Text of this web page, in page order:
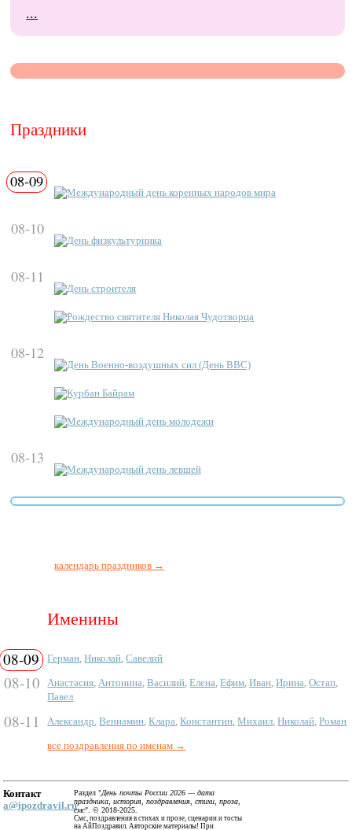
...
Праздники
08-09
Международный день коренных народов мира
08-10
День физкультурника
08-11
День строителя
Рождество святителя Николая Чудотворца
08-12
День Военно-воздушных сил (День ВВС)
Курбан Байрам
Международный день молодежи
08-13
Международный день левшей
календарь праздников →
Именины
08-09 Герман ,Николай ,Савелий
08-10 Анастасия Антонина ,Василий ,Елена ,Ефим ,Иван ,Ирина ,Остап
Павел
08-11 Александр ,Вениамин ,Клара ,Константин ,Михаил ,Николай ,Роман
все поздравления по именам →
Контакт
a@ipozdravil.ru
Раздел "День почты России 2026 — дата
праздника, история, поздравления, стихи, проза,
смс". © 2018-2025.
Смс, поздравления в стихах и прозе, сценарии и тосты
на АйПоздравил. Авторские материалы! При